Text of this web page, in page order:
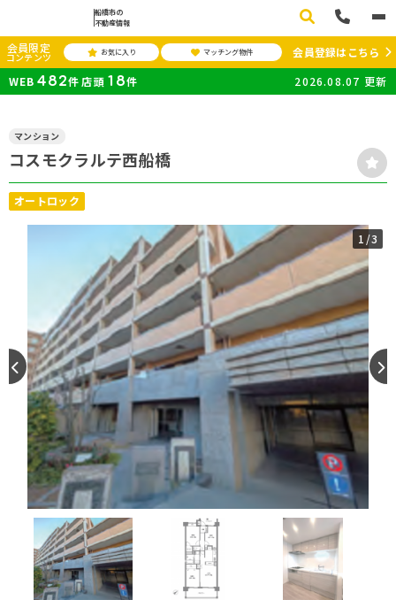
船橋市の
不動産情報
会員限定
コンテンツ お気に入り マッチング物件
会員登録はこちら
WEB 482件 店頭 18件 2026.08.07 更新
マンション
コスモクラルテ西船橋
オートロック
1 /3